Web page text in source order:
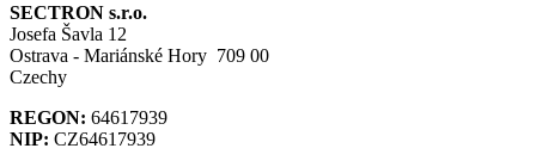
SECTRON s.r.o.
Josefa Šavla 12
Ostrava - Mariánské Hory 709 00
Czechy
REGON: 64617939
NIP: CZ64617939